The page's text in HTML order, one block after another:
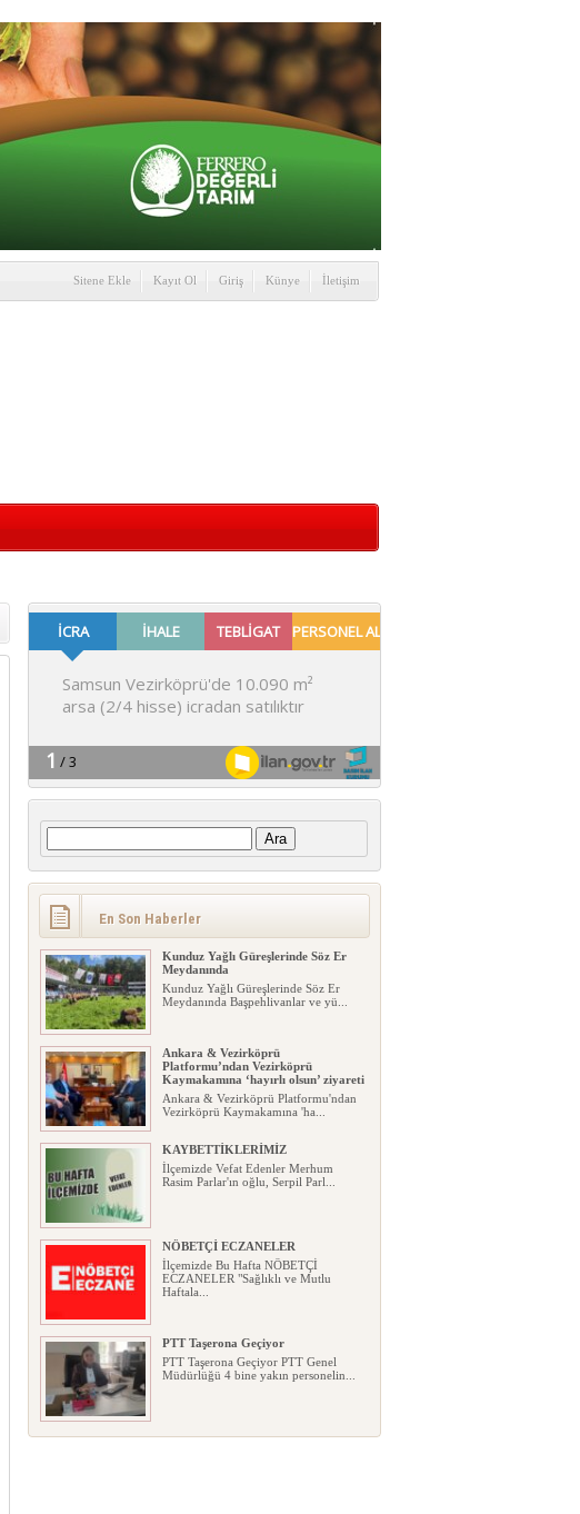
Sitene Ekle Kayıt Ol Giriş Künye İletişim
Arama:
En Son Haberler
Kunduz Yağlı Güreşlerinde Söz Er
Meydanında
Kunduz Yağlı Güreşlerinde Söz Er
Meydanında Başpehlivanlar ve yü...
Ankara & Vezirköprü
Platformu’ndan Vezirköprü
Kaymakamına ‘hayırlı olsun’ ziyareti
Ankara & Vezirköprü Platformu'ndan
Vezirköprü Kaymakamına 'ha...
KAYBETTİKLERİMİZ
İlçemizde Vefat Edenler Merhum
Rasim Parlar'ın oğlu, Serpil Parl...
NÖBETÇİ ECZANELER
İlçemizde Bu Hafta NÖBETÇİ
ECZANELER "Sağlıklı ve Mutlu
Haftala...
PTT Taşerona Geçiyor
PTT Taşerona Geçiyor PTT Genel
Müdürlüğü 4 bine yakın personelin...
Erhan Parlar vefat etti